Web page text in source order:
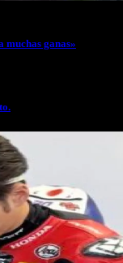
muchas ganas»